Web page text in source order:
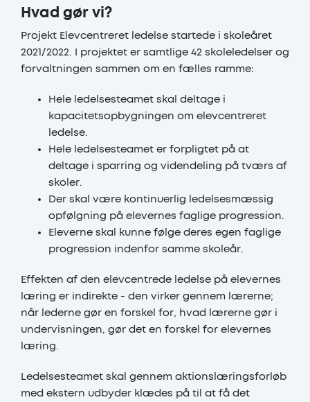
Hvad gør vi?
Projekt Elevcentreret ledelse startede i skoleåret
2021/2022. I projektet er samtlige 42 skoleledelser og
forvaltningen sammen om en fælles ramme:
Hele ledelsesteamet skal deltage i
kapacitetsopbygningen om elevcentreret
ledelse.
Hele ledelsesteamet er forpligtet på at
deltage i sparring og videndeling på tværs af
skoler.
Der skal være kontinuerlig ledelsesmæssig
opfølgning på elevernes faglige progression.
Eleverne skal kunne følge deres egen faglige
progression indenfor samme skoleår.
Effekten af den elevcentrede ledelse på elevernes
læring er indirekte - den virker gennem lærerne;
når lederne gør en forskel for, hvad lærerne gør i
undervisningen, gør det en forskel for elevernes
læring.
Ledelsesteamet skal gennem aktionslæringsforløb
med ekstern udbyder klædes på til at få det